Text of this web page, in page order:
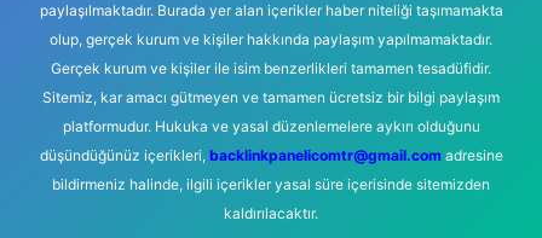
paylaşılmaktadır. Burada yer alan içerikler haber niteliği taşımamakta
olup, gerçek kurum ve kişiler hakkında paylaşım yapılmamaktadır.
Gerçek kurum ve kişiler ile isim benzerlikleri tamamen tesadüfidir.
Sitemiz, kar amacı gütmeyen ve tamamen ücretsiz bir bilgi paylaşım
platformudur. Hukuka ve yasal düzenlemelere aykırı olduğunu
düşündüğünüz içerikleri, backlinkpanelicomtr@gmail.comadresine
bildirmeniz halinde, ilgili içerikler yasal süre içerisinde sitemizden
kaldırılacaktır.